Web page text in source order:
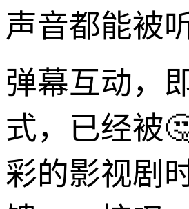
声音都能被
弹幕互动，
式，已经被
彩的影视剧